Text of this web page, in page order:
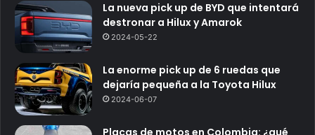
La nueva pick up de BYD que intentará
destronar a Hilux y Amarok
2024-05-22
La enorme pick up de 6 ruedas que
dejaría pequeña a la Toyota Hilux
2024-06-07